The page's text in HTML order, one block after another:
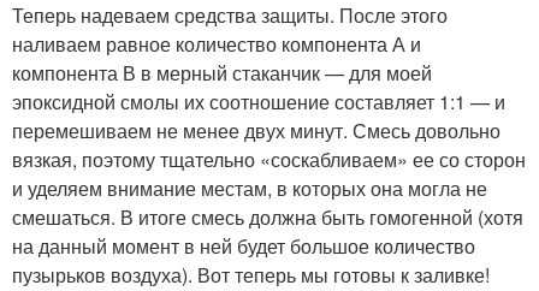
Теперь надеваем средства защиты. После этого
наливаем равное количество компонента А и
компонента В в мерный стаканчик — для моей
эпоксидной смолы их соотношение составляет 1:1 — и
перемешиваем не менее двух минут. Смесь довольно
вязкая, поэтому тщательно «соскабливаем» ее со сторон
и уделяем внимание местам, в которых она могла не
смешаться. В итоге смесь должна быть гомогенной (хотя
на данный момент в ней будет большое количество
пузырьков воздуха). Вот теперь мы готовы к заливке!